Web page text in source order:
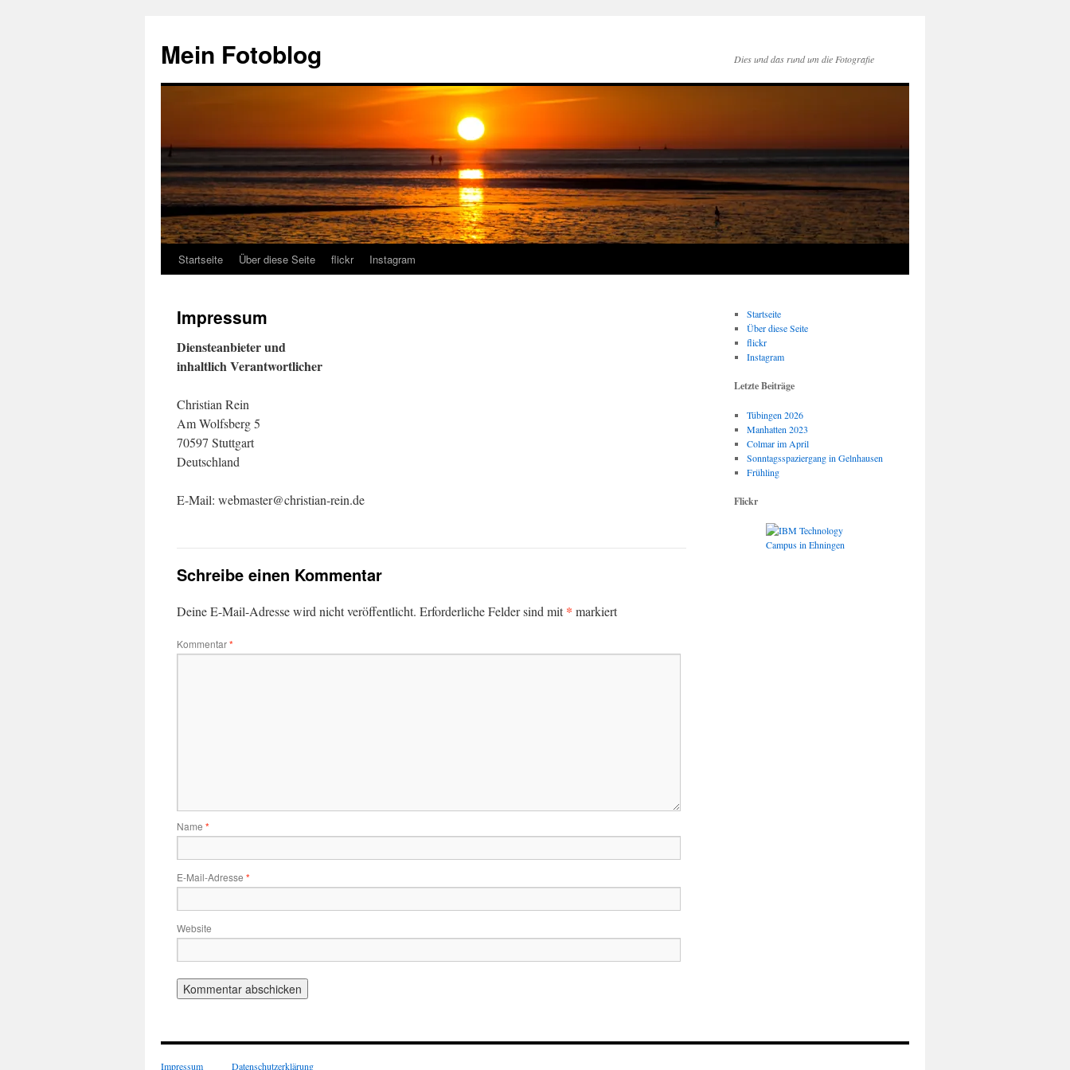
springen
Mein Fotoblog Dies und das rund um die Fotografie
Startseite Über diese Seite flickr Instagram
Impressum
Diensteanbieter und
inhaltlich Verantwortlicher
Christian Rein
Am Wolfsberg 5
70597 Stuttgart
Deutschland
E-Mail: webmaster@christian-rein.de
Schreibe einen Kommentar
Deine E-Mail-Adresse wird nicht veröffentlicht. Erforderliche Felder sind mit* markiert
Kommentar*
Name *
E-Mail-Adresse *
Website
Startseite
Über diese Seite
flickr
Instagram
Letzte Beiträge
Tübingen 2026
Manhatten 2023
Colmar im April
Sonntagsspaziergang in Gelnhausen
Frühling
Flickr
Impressum Datenschutzerklärung